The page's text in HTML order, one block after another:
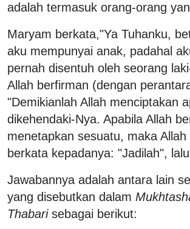
adalah termasuk orang-orang
Maryam berkata,"Ya Tuhanku,
aku mempunyai anak, padahal
pernah disentuh oleh seorang
Allah berfirman (dengan
"Demikianlah Allah menciptakan
dikehendaki-Nya. Apabila Allah
menetapkan sesuatu, maka
berkata kepadanya: "Jadilah",
Jawabannya adalah antara lain
yang disebutkan dalam
Thabarisebagai berikut: